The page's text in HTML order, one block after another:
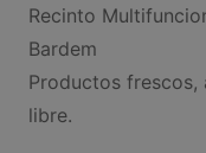
Recinto
Bardem
Productos
libre.